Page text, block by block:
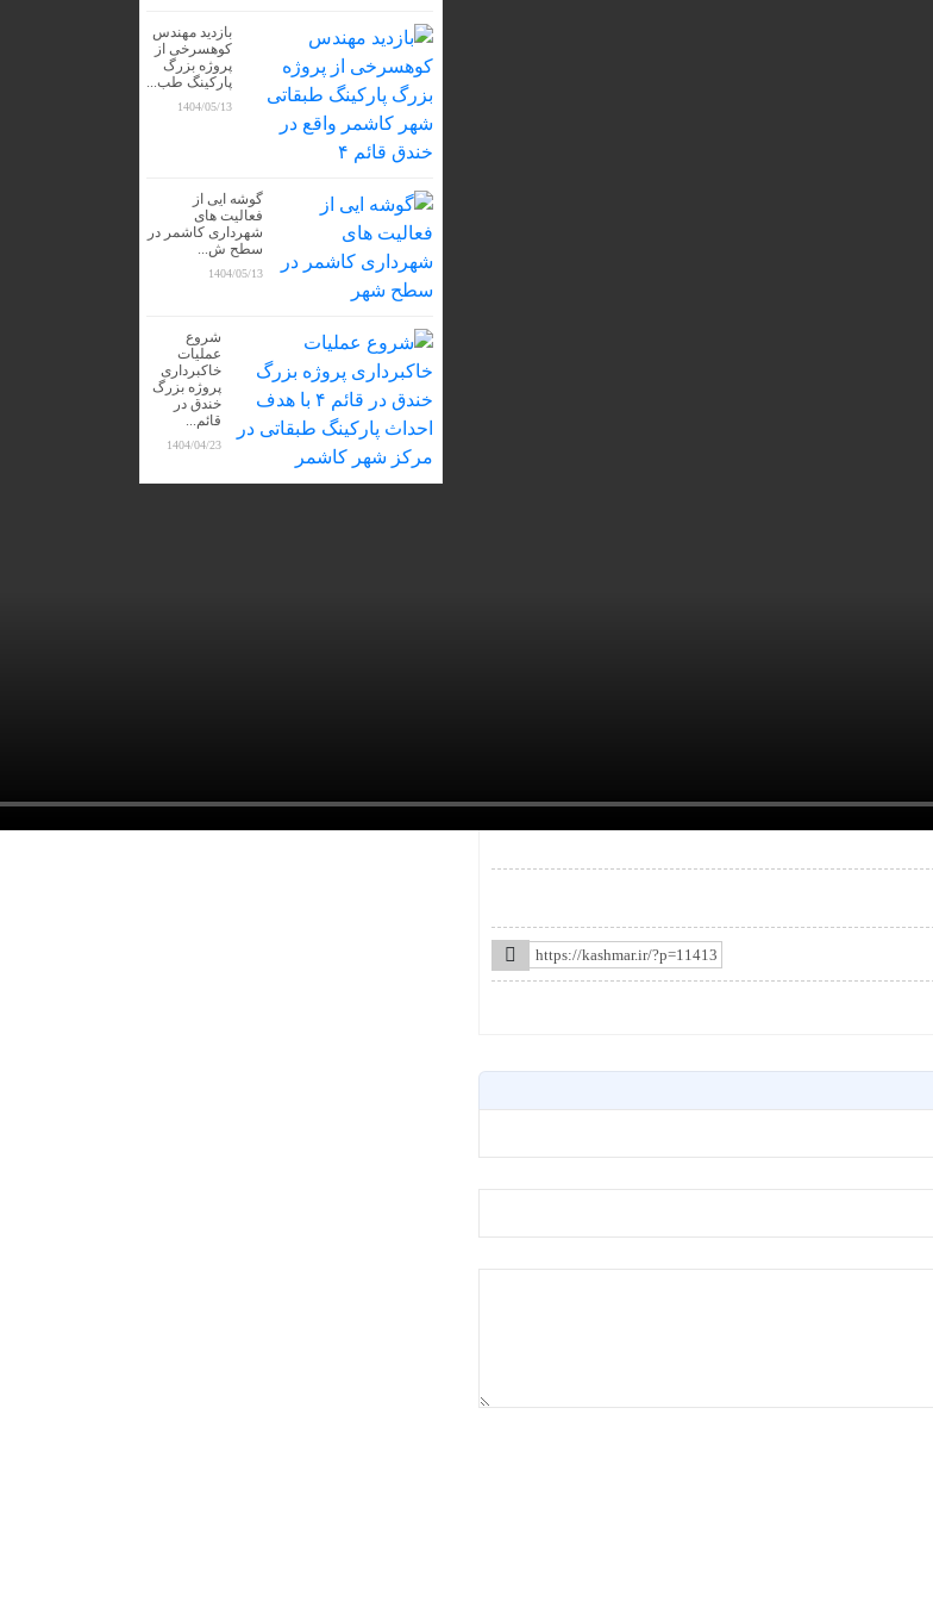
بازدید مهندس
کوهسرخی از
پروژه بزرگ
پارکینگ طب...
1404/05/13
گوشه ایی از
فعالیت های
شهرداری کاشمر در
سطح ش...
1404/05/13
شروع
عملیات
خاکبرداری
پروژه بزرگ
خندق در
قائم...
1404/04/23